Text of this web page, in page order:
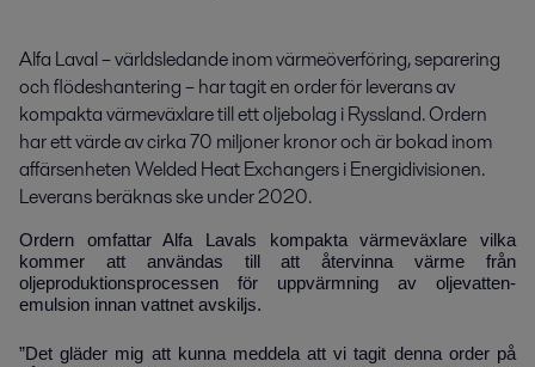
Alfa Laval – världsledande inom värmeöverföring, separering
och flödeshantering – har tagit en order för leverans av
kompakta värmeväxlare till ett oljebolag i Ryssland. Ordern
har ett värde av cirka 70 miljoner kronor och är bokad inom
affärsenheten Welded Heat Exchangers i Energidivisionen.
Leverans beräknas ske under 2020.
Ordern omfattar Alfa Lavals kompakta värmeväxlare vilka
kommer att användas till att återvinna värme från
oljeproduktionsprocessen för uppvärmning av oljevatten-
emulsion innan vattnet avskiljs.
”Det gläder mig att kunna meddela att vi tagit denna order på